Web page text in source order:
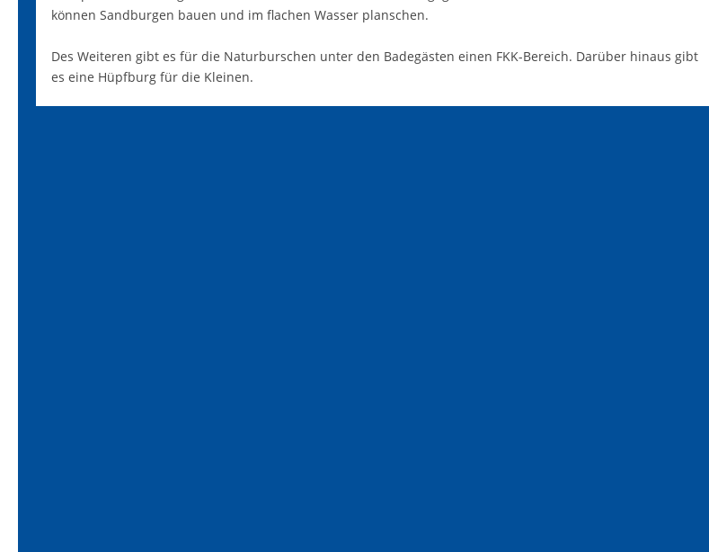
können Sandburgen bauen und im flachen Wasser planschen.
Des Weiteren gibt es für die Naturburschen unter den Badegästen einen FKK-Bereich. Darüber hinaus gibt
es eine Hüpfburg für die Kleinen.